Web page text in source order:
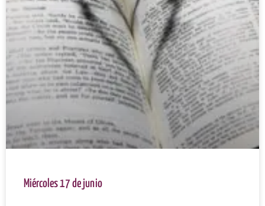
Miércoles 17 de junio